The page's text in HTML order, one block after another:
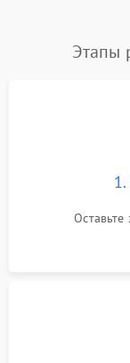
Не работает Face
Этапы